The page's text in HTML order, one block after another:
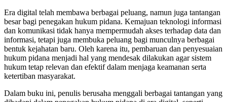
Era digital telah membawa berbagai peluang, namun juga tantangan
besar bagi penegakan hukum pidana. Kemajuan teknologi informasi
dan komunikasi tidak hanya mempermudah akses terhadap data dan
informasi, tetapi juga membuka peluang bagi munculnya berbagai
bentuk kejahatan baru. Oleh karena itu, pembaruan dan penyesuaian
hukum pidana menjadi hal yang mendesak dilakukan agar sistem
hukum tetap relevan dan efektif dalam menjaga keamanan serta
ketertiban masyarakat.
Dalam buku ini, penulis berusaha menggali berbagai tantangan yang